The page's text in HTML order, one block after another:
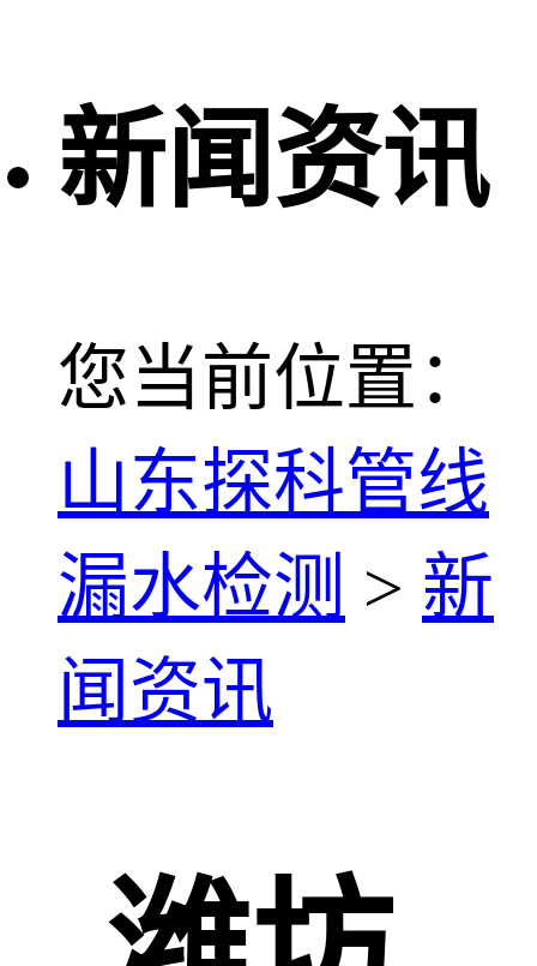
新闻资讯
您当前位置：
山东探科管线
漏水检测 > 新
闻资讯